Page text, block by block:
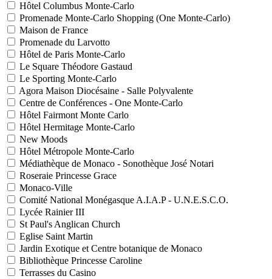
Hôtel Columbus Monte-Carlo
Promenade Monte-Carlo Shopping (One Monte-Carlo)
Maison de France
Promenade du Larvotto
Hôtel de Paris Monte-Carlo
Le Square Théodore Gastaud
Le Sporting Monte-Carlo
Agora Maison Diocésaine - Salle Polyvalente
Centre de Conférences - One Monte-Carlo
Hôtel Fairmont Monte Carlo
Hôtel Hermitage Monte-Carlo
New Moods
Hôtel Métropole Monte-Carlo
Médiathèque de Monaco - Sonothèque José Notari
Roseraie Princesse Grace
Monaco-Ville
Comité National Monégasque A.I.A.P - U.N.E.S.C.O.
Lycée Rainier III
St Paul's Anglican Church
Eglise Saint Martin
Jardin Exotique et Centre botanique de Monaco
Bibliothèque Princesse Caroline
Terrasses du Casino